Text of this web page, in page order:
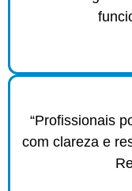
“Profissionais
com clareza e